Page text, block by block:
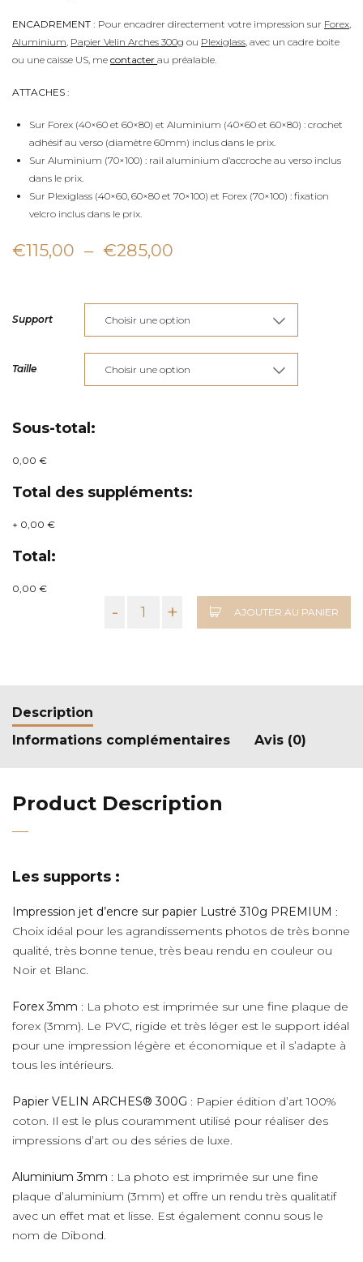
ENCADREMENT : Pour encadrer directement votre impression sur Forex
Aluminium Papier Velin Arches 300g ou Plexiglass , avec un cadre boite
ou une caisse US, me contacter au préalable.
ATTACHES :
Sur Forex (40×60 et 60×80) et Aluminium (40×60 et 60×80) : crochet
adhésif au verso (diamètre 60mm) inclus dans le prix.
Sur Aluminium (70×100) : rail aluminium d’accroche au verso inclus
dans le prix.
Sur Plexiglass (40×60, 60×80 et 70×100) et Forex (70×100) : fixation
velcro inclus dans le prix.
€115,00 – €285,00
prix :
€115,00
à
€285,00
Support
Taille
Sous-total:
0,00 €
Total des suppléments:
+ 0,00 €
Total:
0,00 €
- + AJOUTER AU PANIER
Description
Informations complémentaires
Avis (0)
Product Description
Les supports :
Impression jet d’encre sur papier Lustré 310g PREMIUM :
Choix idéal pour les agrandissements photos de très bonne
qualité, très bonne tenue, très beau rendu en couleur ou
Noir et Blanc.
Forex 3mm : La photo est imprimée sur une fine plaque de
forex (3mm). Le PVC, rigide et très léger est le support idéal
pour une impression légère et économique et il s’adapte à
tous les intérieurs.
Papier VELIN ARCHES® 300G : Papier édition d’art 100%
coton. Il est le plus couramment utilisé pour réaliser des
impressions d’art ou des séries de luxe.
Aluminium 3mm : La photo est imprimée sur une fine
plaque d’aluminium (3mm) et offre un rendu très qualitatif
avec un effet mat et lisse. Est également connu sous le
nom de Dibond.